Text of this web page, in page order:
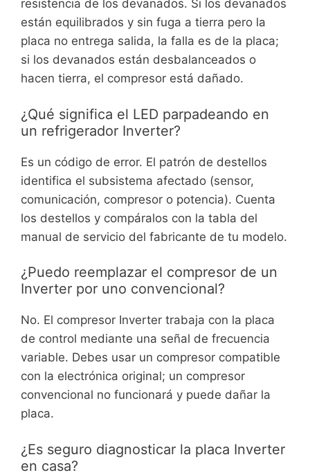
resistencia de los devanados. Si los devanados
están equilibrados y sin fuga a tierra pero la
placa no entrega salida, la falla es de la placa;
si los devanados están desbalanceados o
hacen tierra, el compresor está dañado.
¿Qué significa el LED parpadeando en
un refrigerador Inverter?
Es un código de error. El patrón de destellos
identifica el subsistema afectado (sensor,
comunicación, compresor o potencia). Cuenta
los destellos y compáralos con la tabla del
manual de servicio del fabricante de tu modelo.
¿Puedo reemplazar el compresor de un
Inverter por uno convencional?
No. El compresor Inverter trabaja con la placa
de control mediante una señal de frecuencia
variable. Debes usar un compresor compatible
con la electrónica original; un compresor
convencional no funcionará y puede dañar la
placa.
¿Es seguro diagnosticar la placa Inverter
en casa?